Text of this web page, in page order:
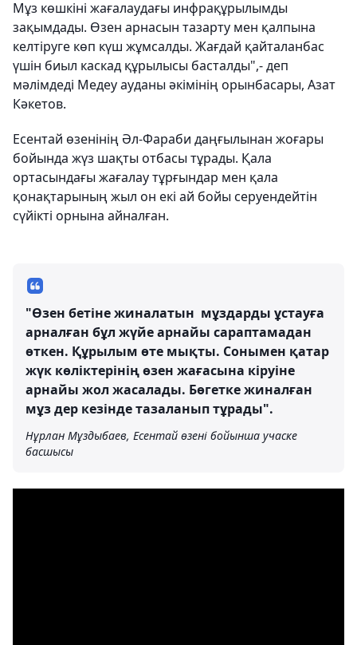
Мұз көшкіні жағалаудағы инфрақұрылымды
зақымдады. Өзен арнасын тазарту мен қалпына
келтіруге көп күш жұмсалды. Жағдай қайталанбас
үшін биыл каскад құрылысы басталды",- деп
мәлімдеді Медеу ауданы әкімінің орынбасары, Азат
Кәкетов.
Есентай өзенінің Әл-Фараби даңғылынан жоғары
бойында жүз шақты отбасы тұрады. Қала
ортасындағы жағалау тұрғындар мен қала
қонақтарының жыл он екі ай бойы серуендейтін
сүйікті орнына айналған.
"Өзен бетіне жиналатын мұздарды ұстауға
арналған бұл жүйе арнайы сараптамадан
өткен. Құрылым өте мықты. Сонымен қатар
жүк көліктерінің өзен жағасына кіруіне
арнайы жол жасалады. Бөгетке жиналған
мұз дер кезінде тазаланып тұрады".
Нұрлан Мұздыбаев, Есентай өзені бойынша учаске
басшысы